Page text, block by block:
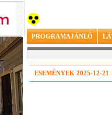
PROGRAMAJÁNLÓ
ESEMÉNYEK 2025-12-21